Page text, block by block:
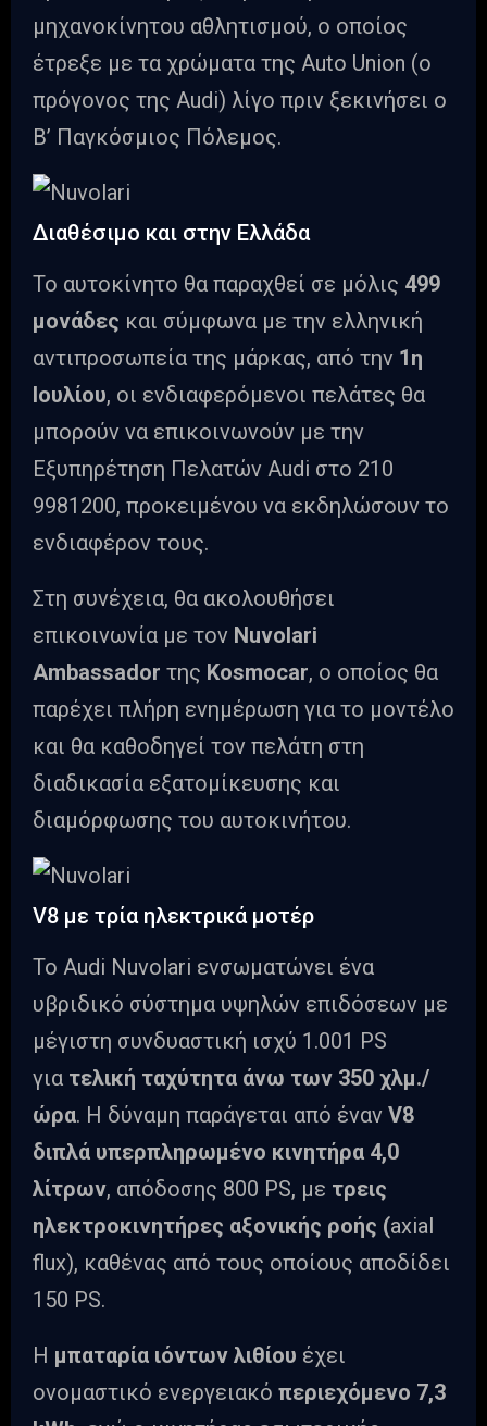
μηχανοκίνητου αθλητισμού, ο οποίος
έτρεξε με τα χρώματα της Auto Union (ο
πρόγονος της Audi) λίγο πριν ξεκινήσει ο
Β’ Παγκόσμιος Πόλεμος.
Διαθέσιμο και στην Ελλάδα
Το αυτοκίνητο θα παραχθεί σε μόλις 499
μονάδες και σύμφωνα με την ελληνική
αντιπροσωπεία της μάρκας, από την 1η
Ιουλίου, οι ενδιαφερόμενοι πελάτες θα
μπορούν να επικοινωνούν με την
Εξυπηρέτηση Πελατών Audi στο 210
9981200, προκειμένου να εκδηλώσουν το
ενδιαφέρον τους.
Στη συνέχεια, θα ακολουθήσει
επικοινωνία με τον Nuvolari
Ambassador της Kosmocar, ο οποίος θα
παρέχει πλήρη ενημέρωση για το μοντέλο
και θα καθοδηγεί τον πελάτη στη
διαδικασία εξατομίκευσης και
διαμόρφωσης του αυτοκινήτου.
V8 με τρία ηλεκτρικά μοτέρ
Το Audi Nuvolari ενσωματώνει ένα
υβριδικό σύστημα υψηλών επιδόσεων με
μέγιστη συνδυαστική ισχύ 1.001 PS
για τελική ταχύτητα άνω των 350 χλμ./
ώρα. Η δύναμη παράγεται από έναν V8
διπλά υπερπληρωμένο κινητήρα 4,0
λίτρων, απόδοσης 800 PS, με τρεις
ηλεκτροκινητήρες αξονικής ροής (axial
flux), καθένας από τους οποίους αποδίδει
150 PS.
Η μπαταρία ιόντων λιθίου έχει
ονομαστικό ενεργειακό περιεχόμενο 7,3